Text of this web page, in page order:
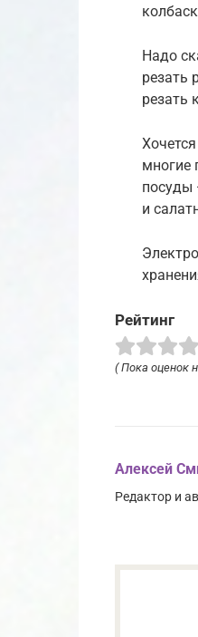
Надо
резать
резать
многие
посуды
и
Рейтинг
( Пока оценок
Алексей
Редактор и